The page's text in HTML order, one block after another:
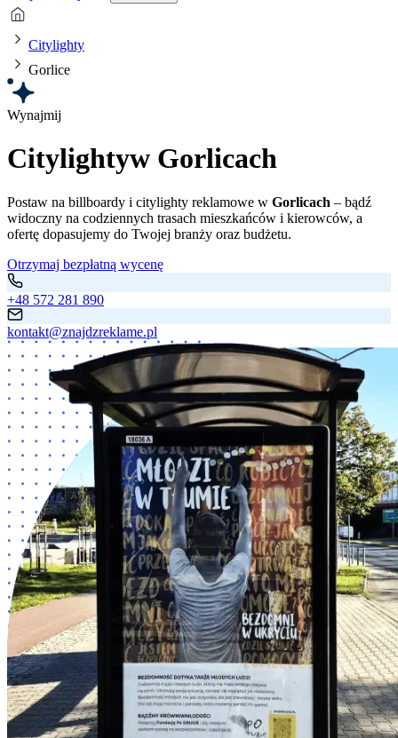
Citylighty
Gorlice
Wynajmij
Citylightyw Gorlicach
Postaw na billboardy i citylighty reklamowe w Gorlicach – bądź
widoczny na codziennych trasach mieszkańców i kierowców, a
ofertę dopasujemy do Twojej branży oraz budżetu.
Otrzymaj bezpłatną wycenę
+48 572 281 890
kontakt@znajdzreklame.pl